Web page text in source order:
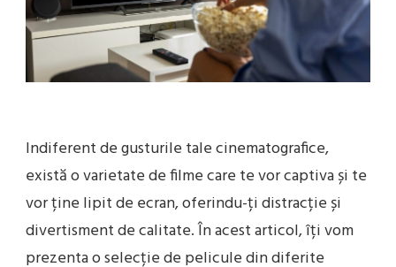
Indiferent de gusturile tale cinematografice,
există o varietate de filme care te vor captiva și te
vor ține lipit de ecran, oferindu-ți distracție și
divertisment de calitate. În acest articol, îți vom
prezenta o selecție de pelicule din diferite